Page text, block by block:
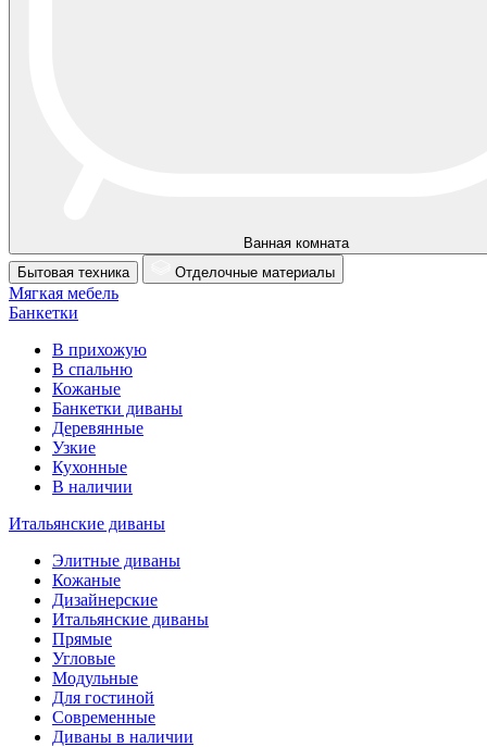
Ванная комната
Бытовая техника
Отделочные материалы
Мягкая мебель
Банкетки
В прихожую
В спальню
Кожаные
Банкетки диваны
Деревянные
Узкие
Кухонные
В наличии
Итальянские диваны
Элитные диваны
Кожаные
Дизайнерские
Итальянские диваны
Прямые
Угловые
Модульные
Для гостиной
Современные
Диваны в наличии